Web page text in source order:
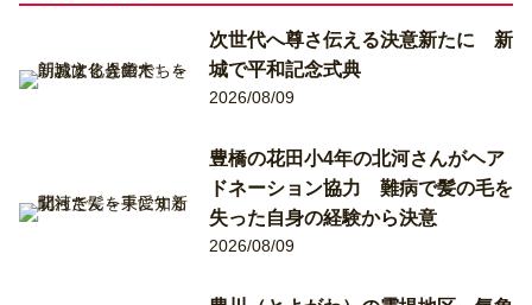
次世代へ尊さ伝える決意新たに 新
城で平和記念式典
2026/08/09
豊橋の花田小4年の北河さんがヘア
ドネーション協力 難病で髪の毛を
失った自身の経験から決意
2026/08/09